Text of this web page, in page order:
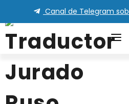
Canal de Telegram